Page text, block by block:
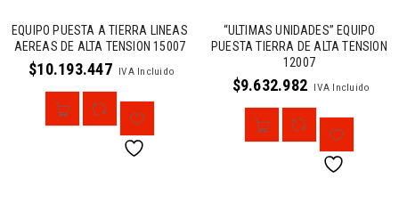
EQUIPO PUESTA A TIERRA LINEAS
AEREAS DE ALTA TENSION 15007
$10.193.447 IVA Incluido
“ULTIMAS UNIDADES” EQUIPO
PUESTA TIERRA DE ALTA TENSION
12007
$9.632.982 IVA Incluido